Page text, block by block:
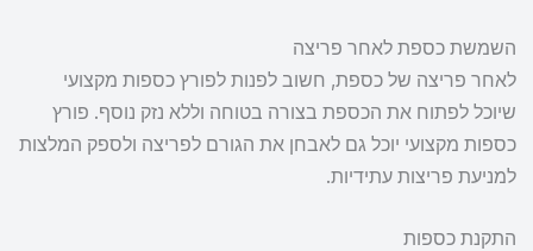
השמשת כספת לאחר פריצה
לאחר פריצה של כספת, חשוב לפנות לפורץ כספות מקצועי
שיוכל לפתוח את הכספת בצורה בטוחה וללא נזק נוסף. פורץ
כספות מקצועי יוכל גם לאבחן את הגורם לפריצה ולספק המלצות
למניעת פריצות עתידיות.
התקנת כספות